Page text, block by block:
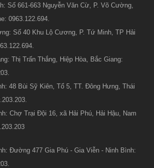
Số 661-663 Nguyễn Văn Cừ, P. Võ Cường,
0963.122.694.
Số 40 Khu Lộ Cương, P. Tứ Minh, TP Hải
Thị Trấn Thắng, Hiệp Hòa, Bắc Giang:
48 Bùi Sỹ Kiên, Tổ 5, TT. Đông Hưng, Thái
Chợ Trại Đội 16, xã Hải Phú, Hải Hậu, Nam
Đường 477 Gia Phú - Gia Viễn - Ninh Bình: